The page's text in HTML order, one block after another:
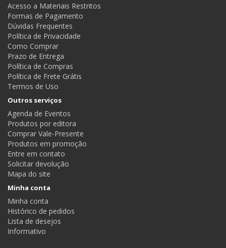
Acesso a Materiais Restritos
Formas de Pagamento
Dúvidas Frequentes
Política de Privacidade
Como Comprar
Prazo de Entrega
Política de Compras
Política de Frete Grátis
Termos de Uso
Outros serviços
Agenda de Eventos
Produtos por editora
Comprar Vale-Presente
Produtos em promoção
Entre em contato
Solicitar devolução
Mapa do site
Minha conta
Minha conta
Histórico de pedidos
Lista de desejos
Informativo